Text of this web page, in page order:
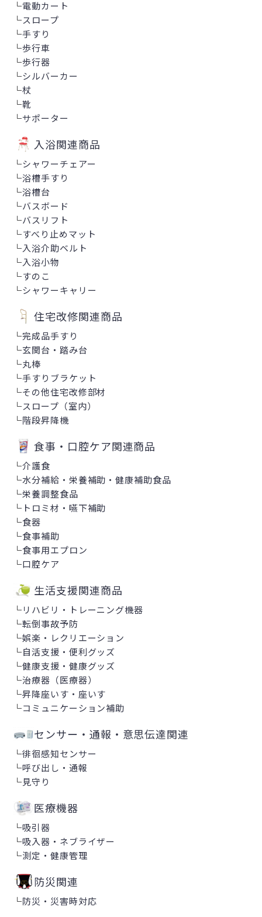
└電動カート
└スロープ
└手すり
└歩行車
└歩行器
└シルバーカー
└杖
└靴
└サポーター
入浴関連商品
└シャワーチェアー
└浴槽手すり
└浴槽台
└バスボード
└バスリフト
└すべり止めマット
└入浴介助ベルト
└入浴小物
└すのこ
└シャワーキャリー
住宅改修関連商品
└完成品手すり
└玄関台・踏み台
└丸棒
└手すりブラケット
└その他住宅改修部材
└スロープ（室内）
└階段昇降機
食事・口腔ケア関連商品
└介護食
└水分補給・栄養補助・健康補助食品
└栄養調整食品
└ トロミ材・嚥下補助
└食器
└食事補助
└食事用エプロン
└口腔ケア
生活支援関連商品
└リハビリ・トレーニング機器
└転倒事故予防
└娯楽・レクリエーション
└自活支援・便利グッズ
└健康支援・健康グッズ
└治療器（医療器）
└昇降座いす・座いす
└コミュニケーション補助
センサー・通報・意思伝達関連
└徘徊感知センサー
└呼び出し・通報
└見守り
医療機器
└吸引器
└吸入器・ネブライザー
└測定・健康管理
防災関連
└防災・災害時対応